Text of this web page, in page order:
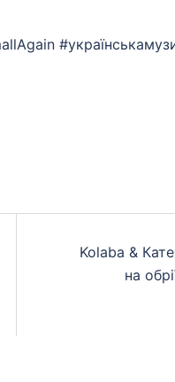
Kolaba &
на